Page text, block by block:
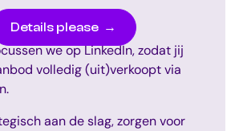
we op LinkedIn, zodat jij
volledig (uit)verkoopt via
aan de slag, zorgen voor
Details please →